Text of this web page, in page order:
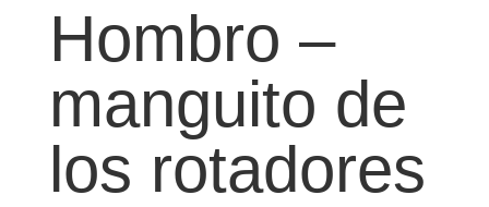
Hombro –
manguito de
los rotadores